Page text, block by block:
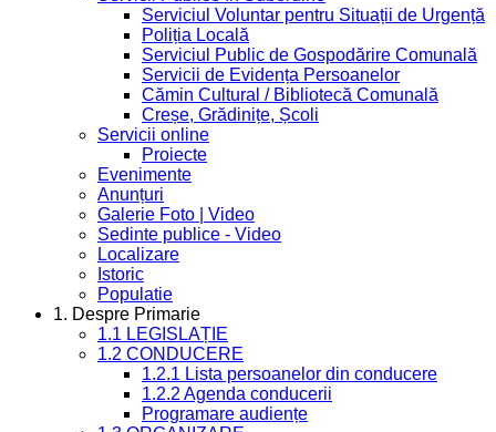
Serviciul Voluntar pentru Situații de Urgență
Poliția Locală
Serviciul Public de Gospodărire Comunală
Servicii de Evidența Persoanelor
Cămin Cultural / Bibliotecă Comunală
Creșe, Grădinițe, Școli
Servicii online
Proiecte
Evenimente
Anunțuri
Galerie Foto | Video
Sedinte publice - Video
Localizare
Istoric
Populatie
1. Despre Primarie
1.1 LEGISLAȚIE
1.2 CONDUCERE
1.2.1 Lista persoanelor din conducere
1.2.2 Agenda conducerii
Programare audiențe